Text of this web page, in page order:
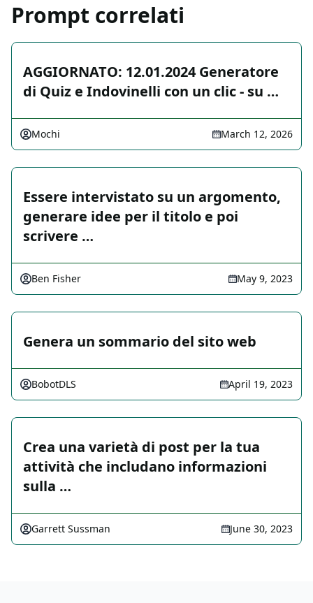
Prompt correlati
AGGIORNATO: 12.01.2024 Generatore
di Quiz e Indovinelli con un clic - su …
Mochi March 12, 2026
Essere intervistato su un argomento,
generare idee per il titolo e poi
scrivere …
Ben Fisher May 9, 2023
Genera un sommario del sito web
BobotDLS April 19, 2023
Crea una varietà di post per la tua
attività che includano informazioni
sulla …
Garrett Sussman June 30, 2023